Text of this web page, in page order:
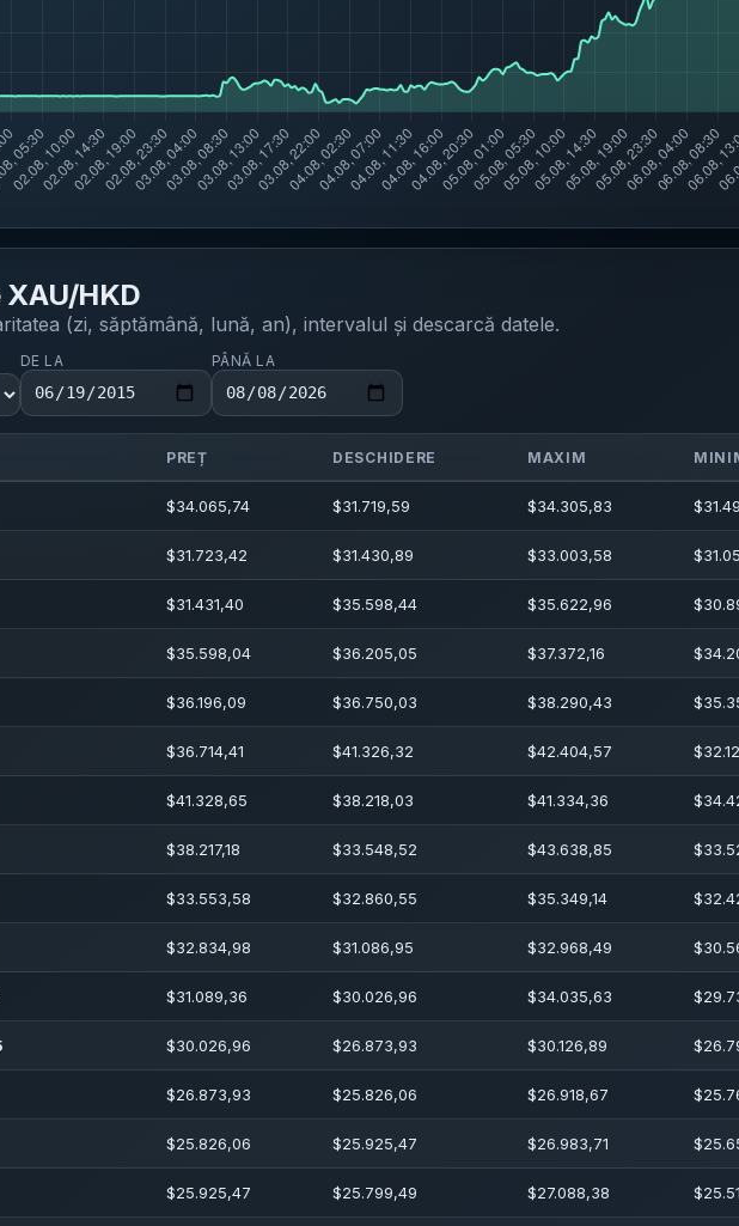
XAU/HKD
(zi, săptămână, lună, an), intervalul și descarcă datele.
DE LA PÂNĂ LA
PREȚ DESCHIDERE MAXIM
$34.065,74 $31.719,59 $34.305,83 $
$31.723,42 $31.430,89 $33.003,58 $
$31.431,40 $35.598,44 $35.622,96 $
$35.598,04 $36.205,05 $37.372,16 $
$36.196,09 $36.750,03 $38.290,43 $
$36.714,41 $41.326,32 $42.404,57 $
$41.328,65 $38.218,03 $41.334,36 $
$38.217,18 $33.548,52 $43.638,85 $
$33.553,58 $32.860,55 $35.349,14 $
$32.834,98 $31.086,95 $32.968,49 $
$31.089,36 $30.026,96 $34.035,63 $
$30.026,96 $26.873,93 $30.126,89 $
$26.873,93 $25.826,06 $26.918,67 $
$25.826,06 $25.925,47 $26.983,71 $
$25.925,47 $25.799,49 $27.088,38 $